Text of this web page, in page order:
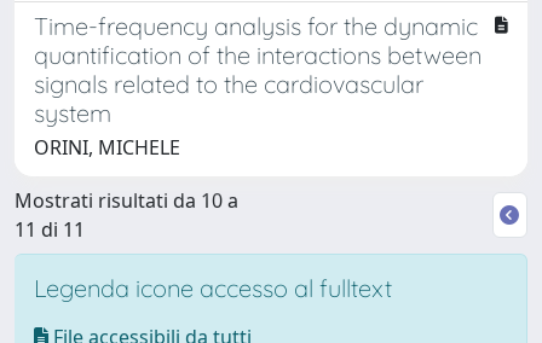
Time-frequency analysis for the dynamic
quantification of the interactions between
signals related to the cardiovascular
system
ORINI, MICHELE
Mostrati risultati da 10 a
11 di 11
Legenda icone accesso al fulltext
File accessibili da tutti